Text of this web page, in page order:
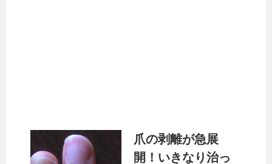
爪の剥離が急展
開！いきなり治っ